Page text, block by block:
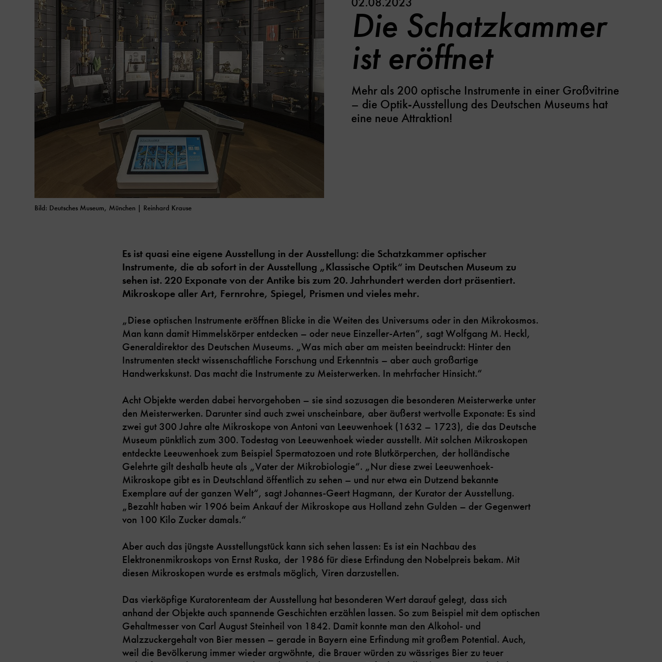
Bild: Deutsches Museum, München | Reinhard Krause
Die Schatzkammer
ist eröffnet
Mehr als 200 optische Instrumente in einer Großvitrine
– die Optik-Ausstellung des Deutschen Museums hat
eine neue Attraktion!
Es ist quasi eine eigene Ausstellung in der Ausstellung: die Schatzkammer optischer
Instrumente, die ab sofort in der Ausstellung „Klassische Optik“ im Deutschen Museum zu
sehen ist. 220 Exponate von der Antike bis zum 20. Jahrhundert werden dort präsentiert.
Mikroskope aller Art, Fernrohre, Spiegel, Prismen und vieles mehr.
„Diese optischen Instrumente eröffnen Blicke in die Weiten des Universums oder in den Mikrokosmos.
Man kann damit Himmelskörper entdecken – oder neue Einzeller-Arten“, sagt Wolfgang M. Heckl,
Generaldirektor des Deutschen Museums. „Was mich aber am meisten beeindruckt: Hinter den
Instrumenten steckt wissenschaftliche Forschung und Erkenntnis – aber auch großartige
Handwerkskunst. Das macht die Instrumente zu Meisterwerken. In mehrfacher Hinsicht.“
Acht Objekte werden dabei hervorgehoben – sie sind sozusagen die besonderen Meisterwerke unter
den Meisterwerken. Darunter sind auch zwei unscheinbare, aber äußerst wertvolle Exponate: Es sind
zwei gut 300 Jahre alte Mikroskope von Antoni van Leeuwenhoek (1632 – 1723), die das Deutsche
Museum pünktlich zum 300. Todestag von Leeuwenhoek wieder ausstellt. Mit solchen Mikroskopen
entdeckte Leeuwenhoek zum Beispiel Spermatozoen und rote Blutkörperchen, der holländische
Gelehrte gilt deshalb heute als „Vater der Mikrobiologie“. „Nur diese zwei Leeuwenhoek-
Mikroskope gibt es in Deutschland öffentlich zu sehen – und nur etwa ein Dutzend bekannte
Exemplare auf der ganzen Welt“, sagt Johannes-Geert Hagmann, der Kurator der Ausstellung.
„Bezahlt haben wir 1906 beim Ankauf der Mikroskope aus Holland zehn Gulden – der Gegenwert
von 100 Kilo Zucker damals.“
Aber auch das jüngste Ausstellungstück kann sich sehen lassen: Es ist ein Nachbau des
Elektronenmikroskops von Ernst Ruska, der 1986 für diese Erfindung den Nobelpreis bekam. Mit
diesen Mikroskopen wurde es erstmals möglich, Viren darzustellen.
Das vierköpfige Kuratorenteam der Ausstellung hat besonderen Wert darauf gelegt, dass sich
anhand der Objekte auch spannende Geschichten erzählen lassen. So zum Beispiel mit dem optischen
Gehaltmesser von Carl August Steinheil von 1842. Damit konnte man den Alkohol- und
Malzzuckergehalt von Bier messen – gerade in Bayern eine Erfindung mit großem Potential. Auch,
weil die Bevölkerung immer wieder argwöhnte, die Brauer würden zu wässriges Bier zu teuer